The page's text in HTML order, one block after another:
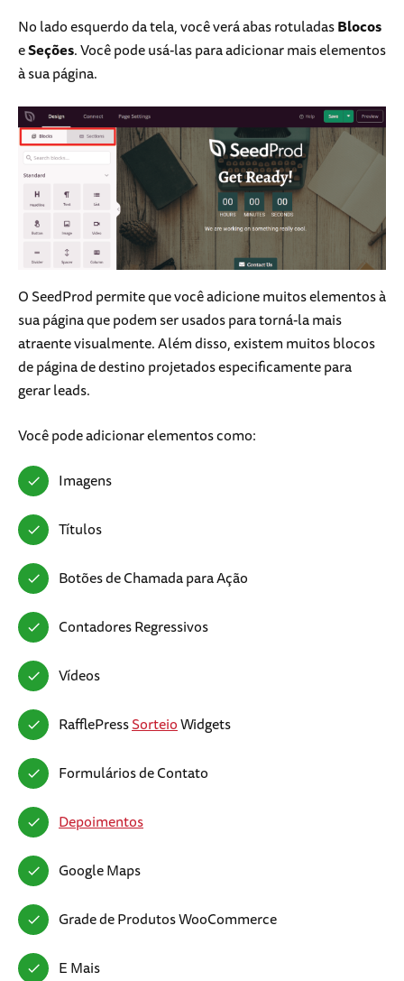
No lado esquerdo da tela, você verá abas rotuladasBlocos
eSeções. Você pode usá-las para adicionar mais elementos
à sua página.
O SeedProd permite que você adicione muitos elementos à
sua página que podem ser usados para torná-la mais
atraente visualmente. Além disso, existem muitos blocos
de página de destino projetados especificamente para
gerar leads.
Você pode adicionar elementos como:
Imagens
Títulos
Botões de Chamada para Ação
Contadores Regressivos
Vídeos
RafflePressSorteioWidgets
Formulários de Contato
Depoimentos
Google Maps
Grade de Produtos WooCommerce
E Mais